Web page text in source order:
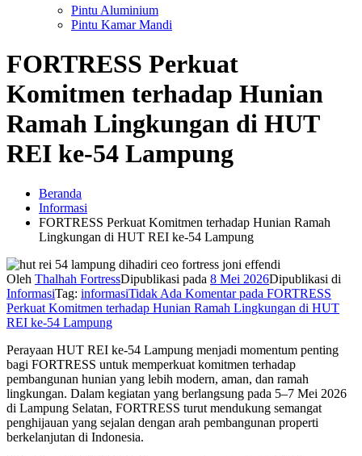
Pintu Aluminium
Pintu Kamar Mandi
FORTRESS Perkuat
Komitmen terhadap Hunian
Ramah Lingkungan di HUT
REI ke-54 Lampung
Beranda
Informasi
FORTRESS Perkuat Komitmen terhadap Hunian Ramah
Lingkungan di HUT REI ke-54 Lampung
Oleh Thalhah FortressDipublikasi pada 8 Mei 2026Dipublikasi di
InformasiTag: informasiTidak Ada Komentarpada FORTRESS
Perkuat Komitmen terhadap Hunian Ramah Lingkungan di HUT
REI ke-54 Lampung
Perayaan HUT REI ke-54 Lampung menjadi momentum penting
bagi FORTRESS untuk memperkuat komitmen terhadap
pembangunan hunian yang lebih modern, aman, dan ramah
lingkungan. Dalam kegiatan yang berlangsung pada 5–7 Mei 2026
di Lampung Selatan, FORTRESS turut mendukung semangat
penghijauan yang sejalan dengan arah pembangunan properti
berkelanjutan di Indonesia.